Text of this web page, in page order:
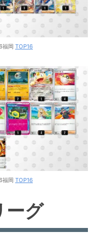
福岡 TOP16
福岡 TOP16
ーグ